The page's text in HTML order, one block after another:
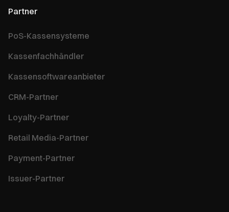
Partner
PoS-Kassensysteme
Kassenfachhändler
Kassensoftwareanbieter
CRM-Partner
Loyalty-Partner
Retail Media-Partner
Payment-Partner
Issuer-Partner